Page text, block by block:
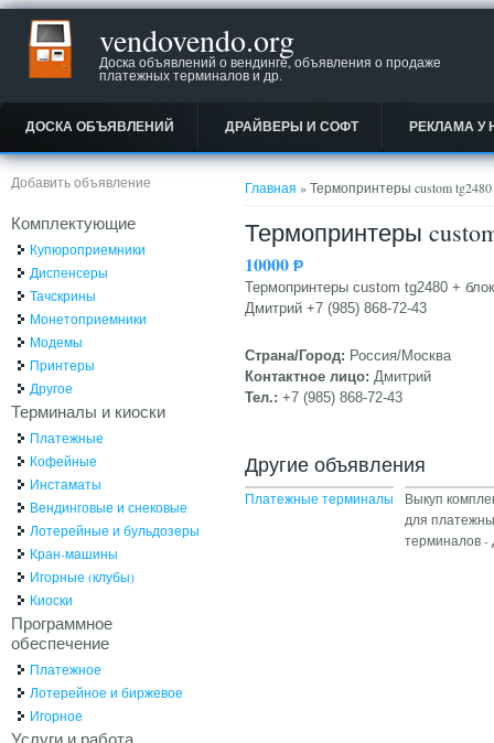
vendovendo.org
Доска объявлений о вендинге, объявления о продаже
платежных терминалов и др.
ДОСКА ОБЪЯВЛЕНИЙ ДРАЙВЕРЫ И СОФТ РЕКЛАМА У
Вы здесь
Главная » Термопринтеры custom tg2480
Термопринтеры
10000Ᵽ
Термопринтеры custom tg2480 +
Дмитрий +7 (985) 868-72-43
Страна/Город: Россия/Москва
Контактное лицо: Дмитрий
Тел.: +7 (985) 868-72-43
Другие объявления
Платежные терминалы
Выкуп
для
терминалов -
Добавить объявление
Комплектующие
Купюроприемники
Диспенсеры
Тачскрины
Монетоприемники
Модемы
Принтеры
Другое
Терминалы и киоски
Платежные
Кофейные
Инстаматы
Вендинговые и снековые
Лотерейные и бульдозеры
Кран-машины
Игорные (клубы)
Киоски
Программное
обеспечение
Платежное
Лотерейное и биржевое
Игорное
Услуги и работа